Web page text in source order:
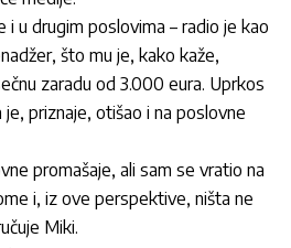
i u drugim poslovima – radio je kao
što mu je, kako kaže,
zaradu od 3.000 eura. Uprkos
priznaje, otišao i na poslovne
promašaje, ali sam se vratio na
i, iz ove perspektive, ništa ne
Miki.